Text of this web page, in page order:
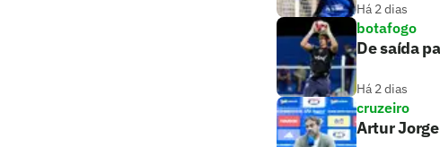
Há 2 dias
botafogo
De saída
Há 2 dias
cruzeiro
Artur